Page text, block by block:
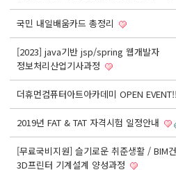
국민 내일배움카드 총정리
[2023] java기반 jsp/spring 웹개발자
정보처리산업기사과정
더휴먼컴퓨터아트아카데미 OPEN EVENT!!
2019년 FAT & TAT 자격시험 일정안내
[무료국비지원] 슬기로운 취준생활 / BIM
3D프린터 기계설계 양성과정
반응형/웹퍼블리셔/프론트엔드 웹개발자(웹디자인)
반응형/웹퍼블리셔/프론트엔드 웹개발자(웹디자인
자바(Java)기반 JSP/스프링 웹개발자(정보처리산
디지털컨버전스 자바(JAVA)개발자(전자정부 프레
컴퓨터활용능력2급(필기+실기) 및 ITQ자격증 취
전기기능사(필기+실기) 자격증 취득과정